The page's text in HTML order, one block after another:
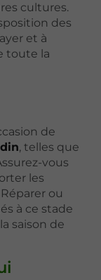
cultures.
des
et à
toute la
de
, telles que
vous
les
ou
à ce stade
saison de